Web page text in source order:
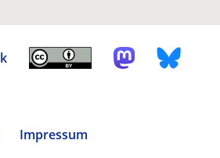
Impressum